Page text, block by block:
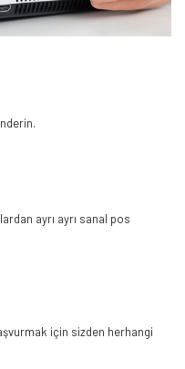
ayrı ayrı sanal pos
için sizden herhangi